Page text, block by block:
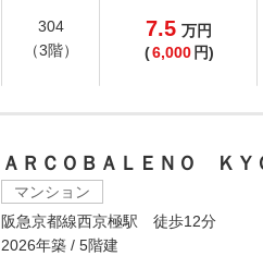
304
（3階）
7.5 万円
(6,000 円)
ＡＲＣＯＢＡＬＥＮＯ Ｋ
マンション
阪急京都線西京極駅 徒歩12分
2026年築 / 5階建